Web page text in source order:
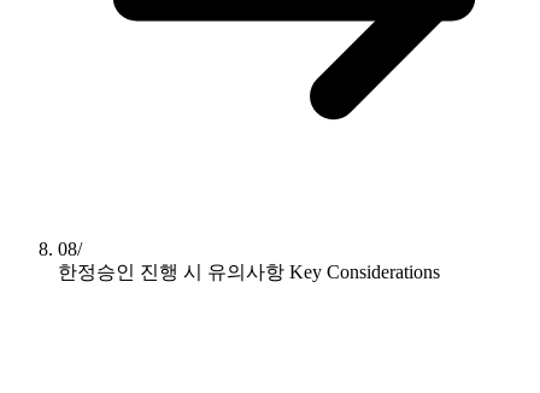
08/
한정승인 진행 시 유의사항 Key Considerations